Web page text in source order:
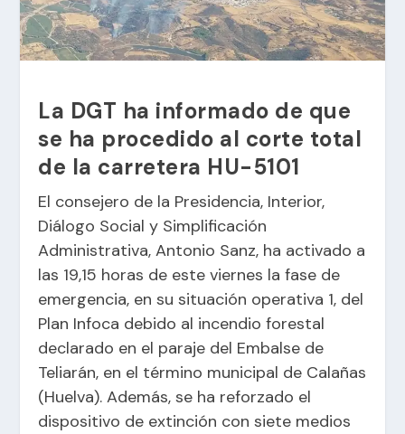
La DGT ha informado de que
se ha procedido al corte total
de la carretera HU-5101
El consejero de la Presidencia, Interior,
Diálogo Social y Simplificación
Administrativa, Antonio Sanz, ha activado a
las 19,15 horas de este viernes la fase de
emergencia, en su situación operativa 1, del
Plan Infoca debido al incendio forestal
declarado en el paraje del Embalse de
Teliarán, en el término municipal de Calañas
(Huelva). Además, se ha reforzado el
dispositivo de extinción con siete medios